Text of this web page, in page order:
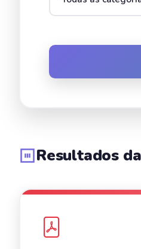
Resultados